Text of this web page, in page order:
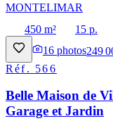
MONTELIMAR
450 m²
15 p.
16 photos249
Réf. 566
Belle Maison de
Garage et Jardin